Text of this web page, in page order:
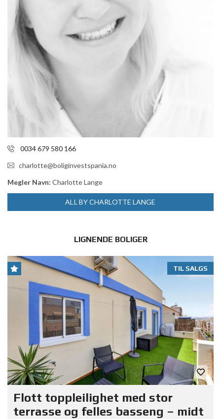
0034 679 580 166
charlotte@boliginvestspania.no
Megler Navn: Charlotte Lange
ALL BY CHARLOTTE LANGE
LIGNENDE BOLIGER
TIL SALGS
Flott toppleilighet med stor
terrasse og felles basseng – midt